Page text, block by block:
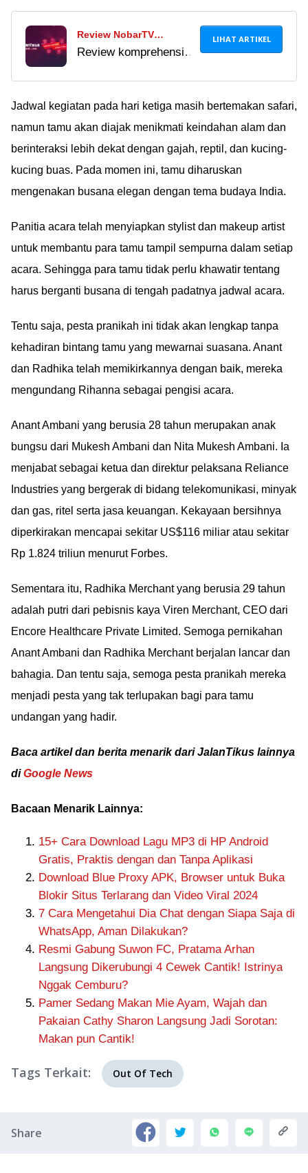
Review NobarTV
Streaming, Nonton Bola
Review komprehensif
streaming dan layanan
sejenis.
LIHAT ARTIKEL
Jadwal kegiatan pada hari ketiga masih bertemakan safari,
namun tamu akan diajak menikmati keindahan alam dan
berinteraksi lebih dekat dengan gajah, reptil, dan kucing-
kucing buas. Pada momen ini, tamu diharuskan
mengenakan busana elegan dengan tema budaya India.
Panitia acara telah menyiapkan stylist dan makeup artist
untuk membantu para tamu tampil sempurna dalam setiap
acara. Sehingga para tamu tidak perlu khawatir tentang
harus berganti busana di tengah padatnya jadwal acara.
Tentu saja, pesta pranikah ini tidak akan lengkap tanpa
kehadiran bintang tamu yang mewarnai suasana. Anant
dan Radhika telah memikirkannya dengan baik, mereka
mengundang Rihanna sebagai pengisi acara.
Anant Ambani yang berusia 28 tahun merupakan anak
bungsu dari Mukesh Ambani dan Nita Mukesh Ambani. Ia
menjabat sebagai ketua dan direktur pelaksana Reliance
Industries yang bergerak di bidang telekomunikasi, minyak
dan gas, ritel serta jasa keuangan. Kekayaan bersihnya
diperkirakan mencapai sekitar US$116 miliar atau sekitar
Rp 1.824 triliun menurut Forbes.
Sementara itu, Radhika Merchant yang berusia 29 tahun
adalah putri dari pebisnis kaya Viren Merchant, CEO dari
Encore Healthcare Private Limited. Semoga pernikahan
Anant Ambani dan Radhika Merchant berjalan lancar dan
bahagia. Dan tentu saja, semoga pesta pranikah mereka
menjadi pesta yang tak terlupakan bagi para tamu
undangan yang hadir.
Baca artikel dan berita menarik dari JalanTikus lainnya
diGoogle News
Bacaan Menarik Lainnya:
15+ Cara Download Lagu MP3 di HP Android
Gratis, Praktis dengan dan Tanpa Aplikasi
Download Blue Proxy APK, Browser untuk Buka
Blokir Situs Terlarang dan Video Viral 2024
7 Cara Mengetahui Dia Chat dengan Siapa Saja di
WhatsApp, Aman Dilakukan?
Resmi Gabung Suwon FC, Pratama Arhan
Langsung Dikerubungi 4 Cewek Cantik! Istrinya
Nggak Cemburu?
Pamer Sedang Makan Mie Ayam, Wajah dan
Pakaian Cathy Sharon Langsung Jadi Sorotan:
Makan pun Cantik!
Tags Terkait: Out Of Tech
Share